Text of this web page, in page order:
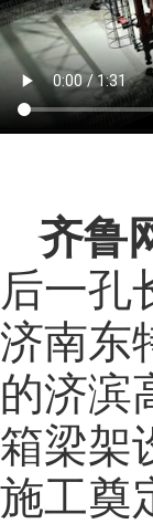
齐鲁
后一孔
济南东
的济滨
箱梁架
施工奠